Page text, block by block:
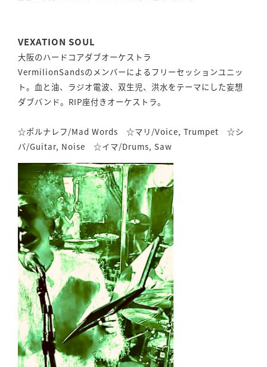
VEXATION SOUL
大阪のハードコアダブオーケストラ
VermilionSandsのメンバーによるフリーセッションユニッ
ト。血と油、ラジオ電波、双生児、洪水をテーマにした妄想
ダブバンド。RIP座付きオーケストラ。
☆ポルナレフ/Mad Words ☆マリ/Voice, Trumpet ☆シ
バ/Guitar, Noise ☆イマ/Drums, Saw